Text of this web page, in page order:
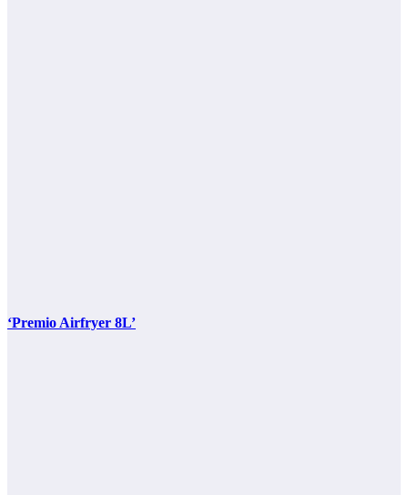
‘Premio Airfryer 8L’